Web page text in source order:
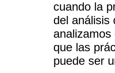
cuando la
del análisis
que las
puede ser